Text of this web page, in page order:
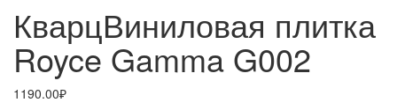
КварцВиниловая плитка
Royce Gamma G002
1190.00₽